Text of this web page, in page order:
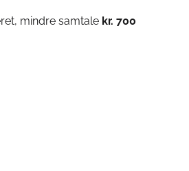
mindre samtale kr. 700